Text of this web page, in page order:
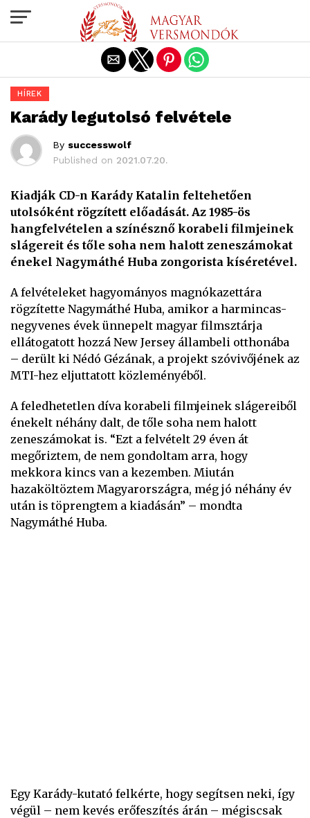
HÍREK
Karády legutolsó felvétele
By successwolf
Published on 2021.07.20.
Kiadják CD-n Karády Katalin feltehetően
utolsóként rögzített előadását. Az 1985-ös
hangfelvételen a színésznő korabeli filmjeinek
slágereit és tőle soha nem halott zeneszámokat
énekel Nagymáthé Huba zongorista kíséretével.
A felvételeket hagyományos magnókazettára
rögzítette Nagymáthé Huba, amikor a harmincas-
negyvenes évek ünnepelt magyar filmsztárja
ellátogatott hozzá New Jersey állambeli otthonába
– derült ki Nédó Gézának, a projekt szóvivőjének az
MTI-hez eljuttatott közleményéből.
A feledhetetlen díva korabeli filmjeinek slágereiből
énekelt néhány dalt, de tőle soha nem halott
zeneszámokat is. “Ezt a felvételt 29 éven át
megőriztem, de nem gondoltam arra, hogy
mekkora kincs van a kezemben. Miután
hazaköltöztem Magyarországra, még jó néhány év
után is töprengtem a kiadásán” – mondta
Nagymáthé Huba.
Egy Karády-kutató felkérte, hogy segítsen neki, így
végül – nem kevés erőfeszítés árán – mégiscsak
Exit mobile version